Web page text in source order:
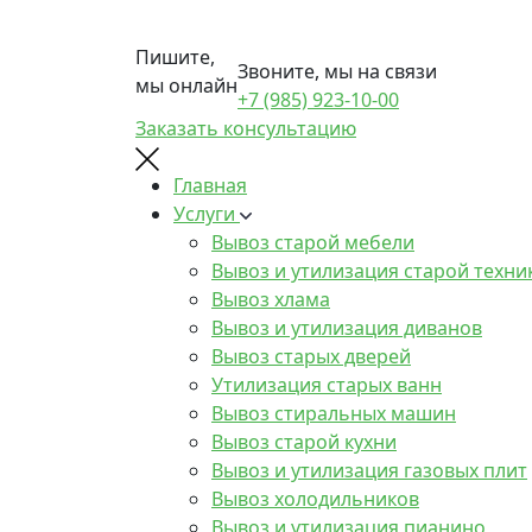
Пишите,
мы онлайн
Звоните, мы на связи
+7 (985) 923-10-00
Заказать консультацию
Главная
Услуги
Вывоз старой мебели
Вывоз и утилизация старой
Вывоз хлама
Вывоз и утилизация диванов
Вывоз старых дверей
Утилизация старых ванн
Вывоз стиральных машин
Вывоз старой кухни
Вывоз и утилизация газовых плит
Вывоз холодильников